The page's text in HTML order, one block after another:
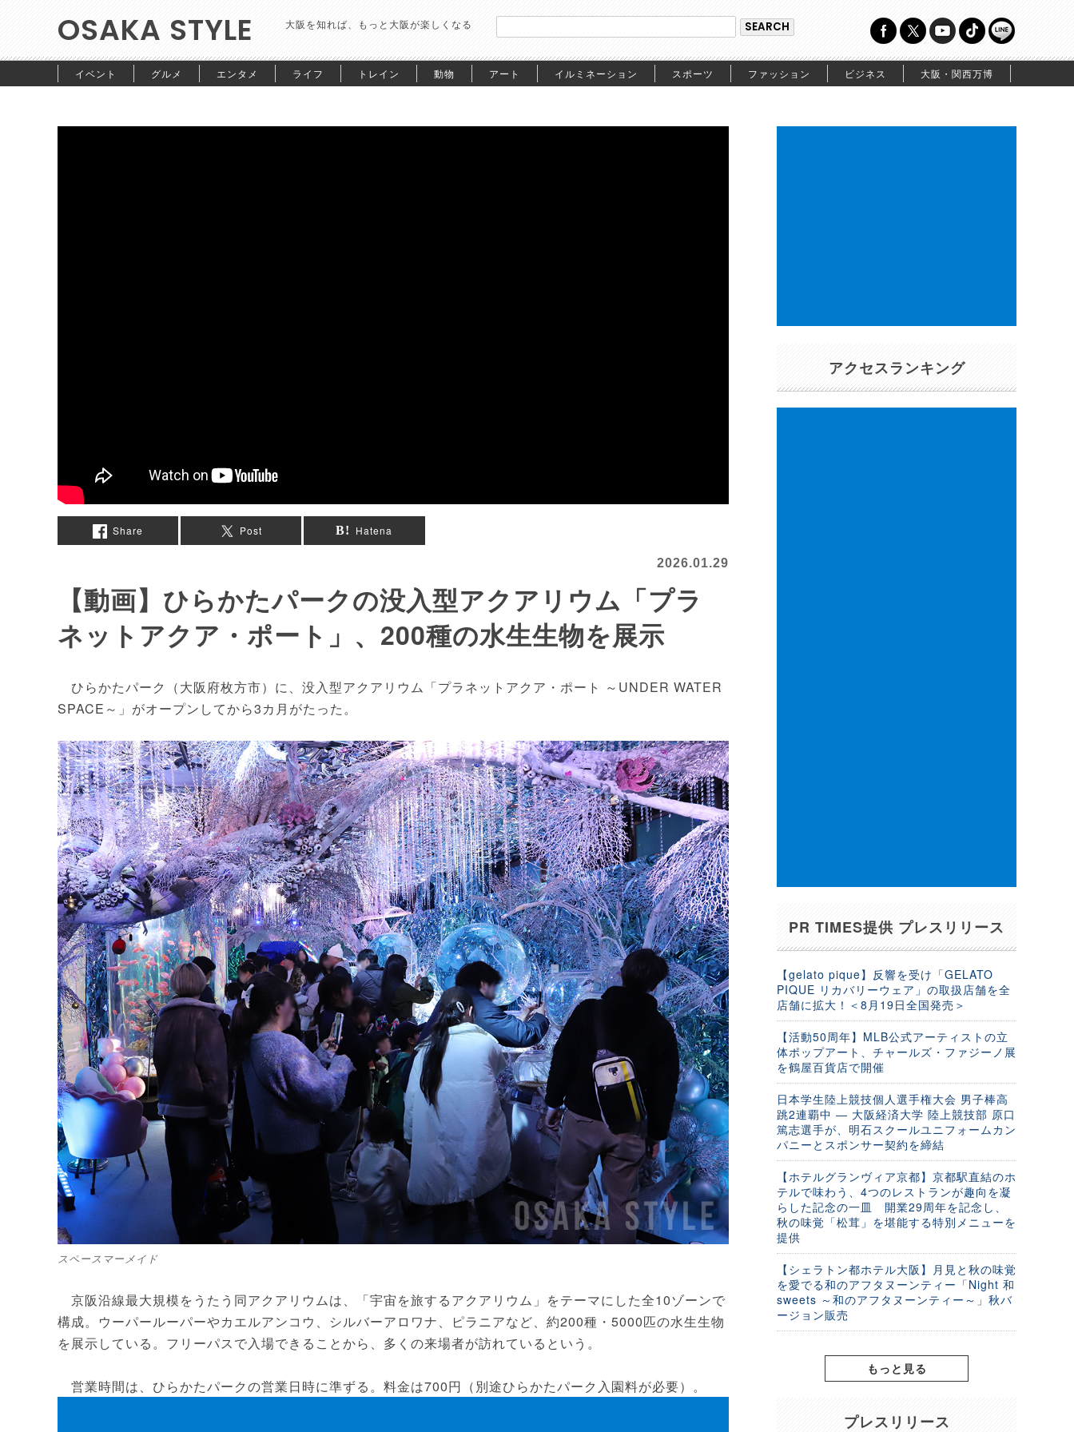
OSAKA STYLE 大阪を知れば、もっと大阪が楽しくなる
イベント グルメ エンタメ ライフ トレイン 動物 アート イルミネーション スポーツ ファッション ビジネス 大阪・関西万博
Share Post Hatena
2026.01.29
【動画】ひらかたパークの没入型アクアリウム「プラ
ネットアクア・ポート」、200種の水生生物を展示
ひらかたパーク（大阪府枚方市）に、没入型アクアリウム「プラネットアクア・ポート ～UNDER WATER
SPACE～」がオープンしてから3カ月がたった。
スペースマーメイド
京阪沿線最大規模をうたう同アクアリウムは、「宇宙を旅するアクアリウム」をテーマにした全10ゾーンで
構成。ウーパールーパーやカエルアンコウ、シルバーアロワナ、ピラニアなど、約200種・5000匹の水生生物
を展示している。フリーパスで入場できることから、多くの来場者が訪れているという。
営業時間は、ひらかたパークの営業日時に準ずる。料金は700円（別途ひらかたパーク入園料が必要）。
アクセスランキング
PR TIMES提供 プレスリリース
【gelato pique】反響を受け「GELATO
PIQUE リカバリーウェア」の取扱店舗を全
店舗に拡大！＜8月19日全国発売＞
【活動50周年】MLB公式アーティストの立
体ポップアート、チャールズ・ファジーノ展
を鶴屋百貨店で開催
日本学生陸上競技個人選手権大会 男子棒高
跳2連覇中 ― 大阪経済大学 陸上競技部 原口
篤志選手が、明石スクールユニフォームカン
パニーとスポンサー契約を締結
【ホテルグランヴィア京都】京都駅直結のホ
テルで味わう、4つのレストランが趣向を凝
らした記念の一皿 開業29周年を記念し、
秋の味覚「松茸」を堪能する特別メニューを
提供
【シェラトン都ホテル大阪】月見と秋の味覚
を愛でる和のアフタヌーンティー「Night 和
sweets ～和のアフタヌーンティー～」秋バ
ージョン販売
もっと見る
プレスリリース